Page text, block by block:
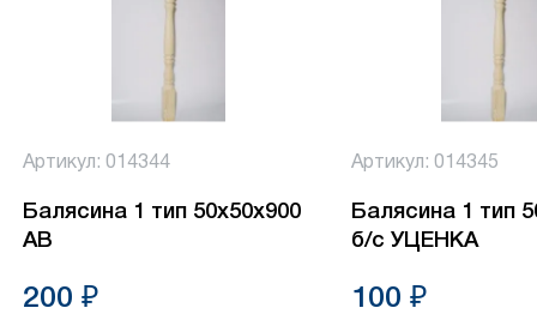
Артикул: 014344
Балясина 1 тип 50х50х900
АВ
200 ₽
Артикул: 014345
Балясина 1 тип
б/с УЦЕНКА
100 ₽